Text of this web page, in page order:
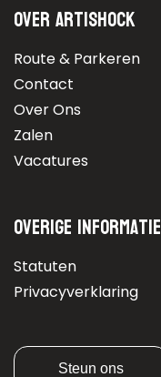
Over Artishock
Route & Parkeren
Contact
Over Ons
Zalen
Vacatures
Overige informatie
Statuten
Privacyverklaring
Steun ons